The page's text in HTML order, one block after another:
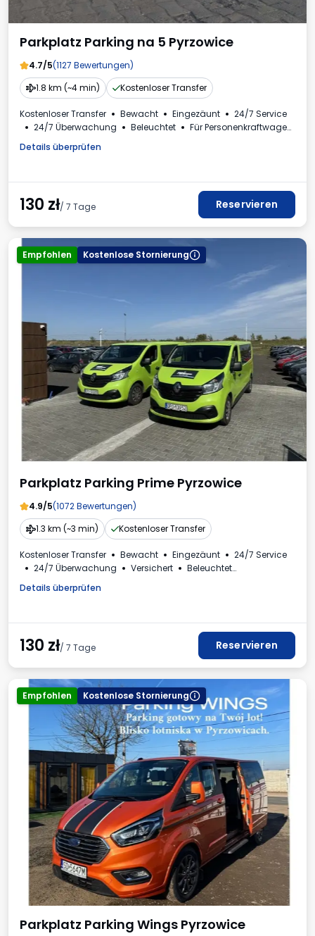
Parkplatz Parking na 5 Pyrzowice
4.7/5(1127 Bewertungen)
1.8 km (~4 min)
Kostenloser Transfer
Kostenloser Transfer Bewacht Eingezäunt
24/7 Service
24/7 Überwachung
Beleuchtet
Für Personenkraftwagen
Details überprüfen
130 zł/ 7 Tage Reservieren
Empfohlen Kostenlose Stornierung
Parkplatz Parking Prime Pyrzowice
4.9/5(1072 Bewertungen)
1.3 km (~3 min)
Kostenloser Transfer
Kostenloser Transfer Bewacht Eingezäunt
24/7 Service
24/7 Überwachung
Versichert
Beleuchtet
Details überprüfen
130 zł/ 7 Tage Reservieren
Empfohlen Kostenlose Stornierung
Parkplatz Parking Wings Pyrzowice